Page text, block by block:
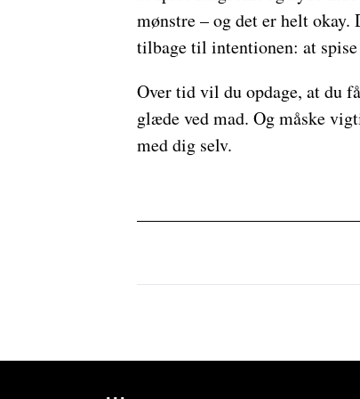
mønstre – og det er helt
tilbage til intentionen: at
Over tid vil du opdage, at du
glæde ved mad. Og måske
med dig selv.